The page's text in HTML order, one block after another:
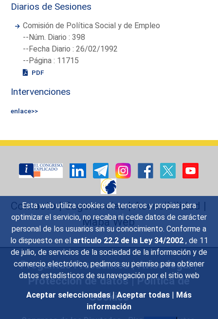
Esta web utiliza cookies de terceros y propias para
optimizar el servicio, no recaba ni cede datos de carácter
personal de los usuarios sin su conocimiento. Conforme a
lo dispuesto en el artículo 22.2 de la Ley 34/2002 , de 11
de julio, de servicios de la sociedad de la información y de
comercio electrónico, pedimos su permiso para obtener
datos estadísticos de su navegación por el sitio web
Aceptar seleccionadas | Aceptar todas | Más
información
Diarios de Sesiones
Comisión de Política Social y de Empleo
--Núm. Diario : 398
--Fecha Diario : 26/02/1992
--Página : 11715
PDF
Intervenciones
enlace>>
Contacto|Sugerencias|Accesibilidad |
Mapa Web
Preguntas Frecuentes|Aviso legal|
Protección de datos|Política de
Cookies